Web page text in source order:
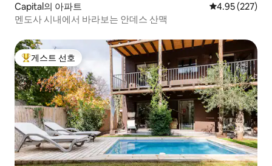
Capital의 아파트 평점 4.95점(5
4.95 (227)
멘도사 시내에서 바라보는 안데스 산맥
상위 게스트 선호
게스트 선호